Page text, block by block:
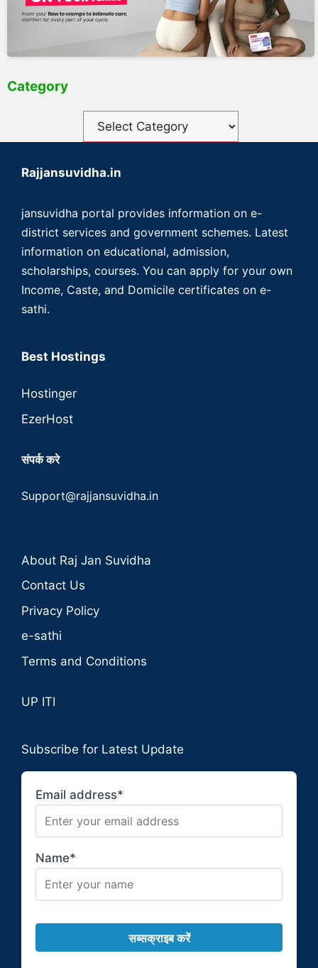
Category
Rajjansuvidha.in
jansuvidha portal provides information on e-
district services and government schemes. Latest
information on educational, admission,
scholarships, courses. You can apply for your own
Income, Caste, and Domicile certificates on e-
sathi.
Best Hostings
Hostinger
EzerHost
संपर्क करे
Support@rajjansuvidha.in
About Raj Jan Suvidha
Contact Us
Privacy Policy
e-sathi
Terms and Conditions
UP ITI
Subscribe for Latest Update
Email address*
Name*